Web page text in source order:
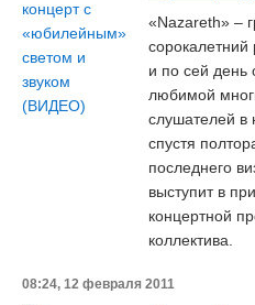
«Nazareth» –
сорокалетний
и по сей день
любимой
слушателей в
спустя
последнего
выступит в
концертной
коллектива.
08:24, 12 февраля 2011